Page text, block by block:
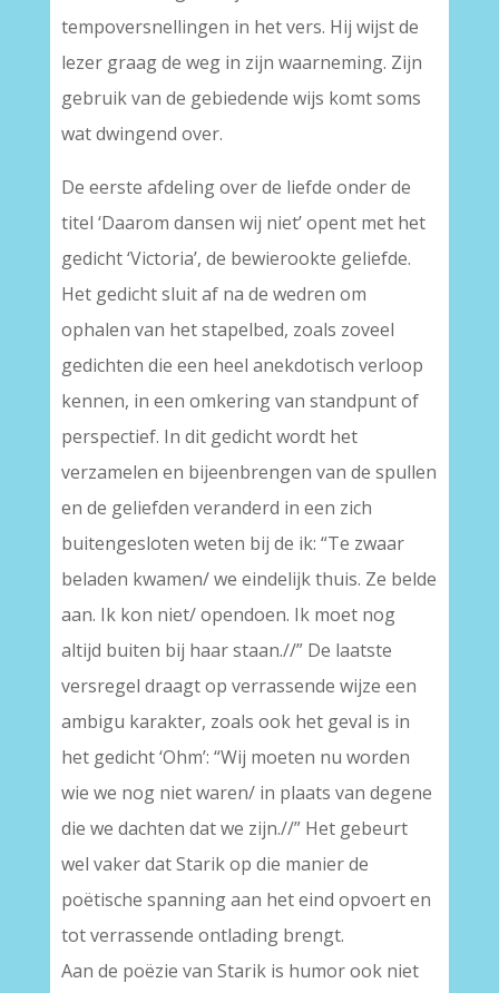
tempoversnellingen in het vers. Hij wijst de
lezer graag de weg in zijn waarneming. Zijn
gebruik van de gebiedende wijs komt soms
wat dwingend over.
De eerste afdeling over de liefde onder de
titel ‘Daarom dansen wij niet’ opent met het
gedicht ‘Victoria’, de bewierookte geliefde.
Het gedicht sluit af na de wedren om
ophalen van het stapelbed, zoals zoveel
gedichten die een heel anekdotisch verloop
kennen, in een omkering van standpunt of
perspectief. In dit gedicht wordt het
verzamelen en bijeenbrengen van de spullen
en de geliefden veranderd in een zich
buitengesloten weten bij de ik: “Te zwaar
beladen kwamen/ we eindelijk thuis. Ze belde
aan. Ik kon niet/ opendoen. Ik moet nog
altijd buiten bij haar staan.//” De laatste
versregel draagt op verrassende wijze een
ambigu karakter, zoals ook het geval is in
het gedicht ‘Ohm’: “Wij moeten nu worden
wie we nog niet waren/ in plaats van degene
die we dachten dat we zijn.//” Het gebeurt
wel vaker dat Starik op die manier de
poëtische spanning aan het eind opvoert en
tot verrassende ontlading brengt.
Aan de poëzie van Starik is humor ook niet